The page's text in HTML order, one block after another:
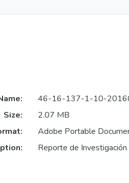
46-16-137-1-10-
Size:
2.07 MB
Adobe Portable
Reporte de Investigación